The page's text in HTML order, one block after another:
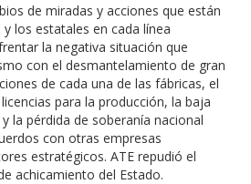
de miradas y acciones que están
los estatales en cada línea
la negativa situación que
con el desmantelamiento de gran
de cada una de las fábricas, el
para la producción, la baja
la pérdida de soberanía nacional
con otras empresas
estratégicos. ATE repudió el
achicamiento del Estado.